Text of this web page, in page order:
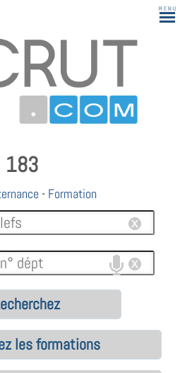
183
- Formation
les formations